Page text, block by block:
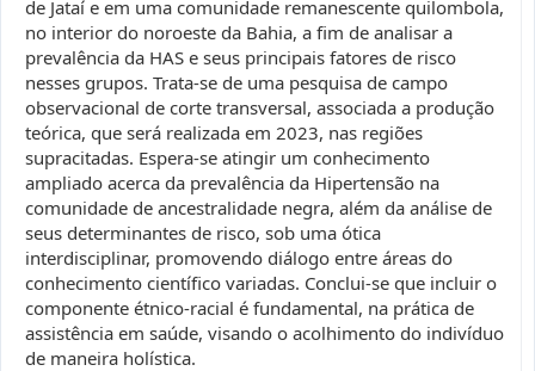
de Jataí e em uma comunidade remanescente quilombola,
no interior do noroeste da Bahia, a fim de analisar a
prevalência da HAS e seus principais fatores de risco
nesses grupos. Trata-se de uma pesquisa de campo
observacional de corte transversal, associada a produção
teórica, que será realizada em 2023, nas regiões
supracitadas. Espera-se atingir um conhecimento
ampliado acerca da prevalência da Hipertensão na
comunidade de ancestralidade negra, além da análise de
seus determinantes de risco, sob uma ótica
interdisciplinar, promovendo diálogo entre áreas do
conhecimento científico variadas. Conclui-se que incluir o
componente étnico-racial é fundamental, na prática de
assistência em saúde, visando o acolhimento do indivíduo
de maneira holística.